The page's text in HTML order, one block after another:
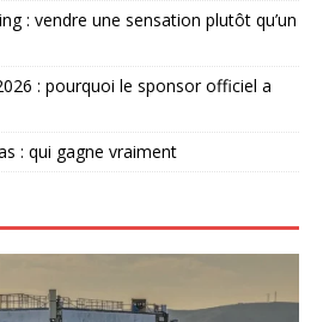
: vendre une sensation plutôt qu’un
: pourquoi le sponsor officiel a
: qui gagne vraiment